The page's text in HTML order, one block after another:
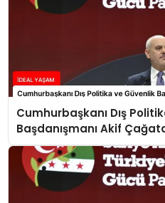
Cumhurbaşkanı Dış
Başdanışmanı Akif
Panelinde Önemli